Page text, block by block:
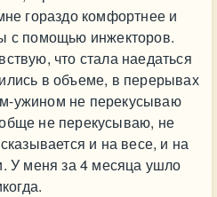
гораздо комфортнее и
с помощью инжекторов.
что стала наедаться
в объеме, в перерывах
ужином не перекусываю
не перекусываю, не
и на весе, и на
У меня за 4 месяца ушло